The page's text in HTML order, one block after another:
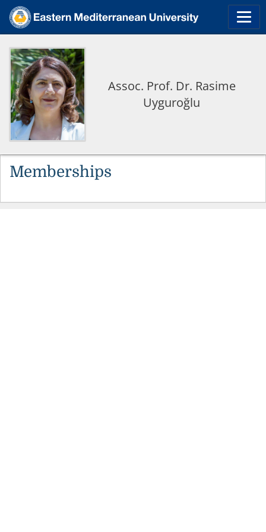
Assoc. Prof. Dr. Rasime
Uyguroğlu
Memberships